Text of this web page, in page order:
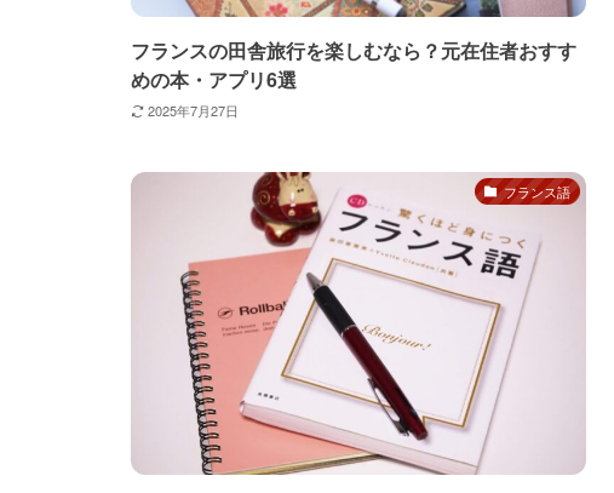
フランスの田舎旅行を楽しむなら？元在住者おすす
めの本・アプリ6選
2025年7月27日
フランス語